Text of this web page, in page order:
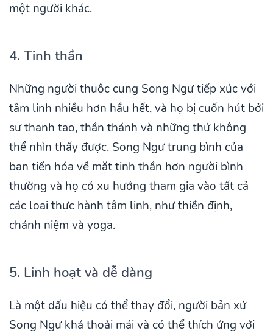
một người khác.
4. Tinh thần
Những người thuộc cung Song Ngư tiếp xúc với
tâm linh nhiều hơn hầu hết, và họ bị cuốn hút bởi
sự thanh tao, thần thánh và những thứ không
thể nhìn thấy được. Song Ngư trung bình của
bạn tiến hóa về mặt tinh thần hơn người bình
thường và họ có xu hướng tham gia vào tất cả
các loại thực hành tâm linh, như thiền định,
chánh niệm và yoga.
5. Linh hoạt và dễ dàng
Là một dấu hiệu có thể thay đổi, người bản xứ
Song Ngư khá thoải mái và có thể thích ứng với